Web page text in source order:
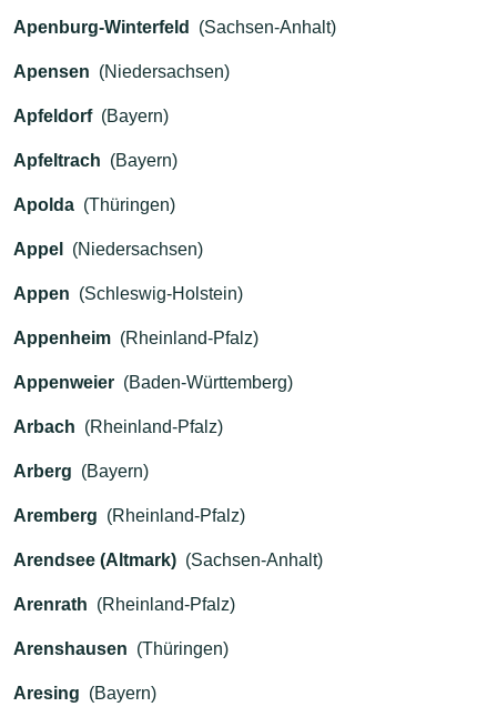
Apenburg-Winterfeld (Sachsen-Anhalt)
Apensen (Niedersachsen)
Apfeldorf (Bayern)
Apfeltrach (Bayern)
Apolda (Thüringen)
Appel (Niedersachsen)
Appen (Schleswig-Holstein)
Appenheim (Rheinland-Pfalz)
Appenweier (Baden-Württemberg)
Arbach (Rheinland-Pfalz)
Arberg (Bayern)
Aremberg (Rheinland-Pfalz)
Arendsee (Altmark) (Sachsen-Anhalt)
Arenrath (Rheinland-Pfalz)
Arenshausen (Thüringen)
Aresing (Bayern)